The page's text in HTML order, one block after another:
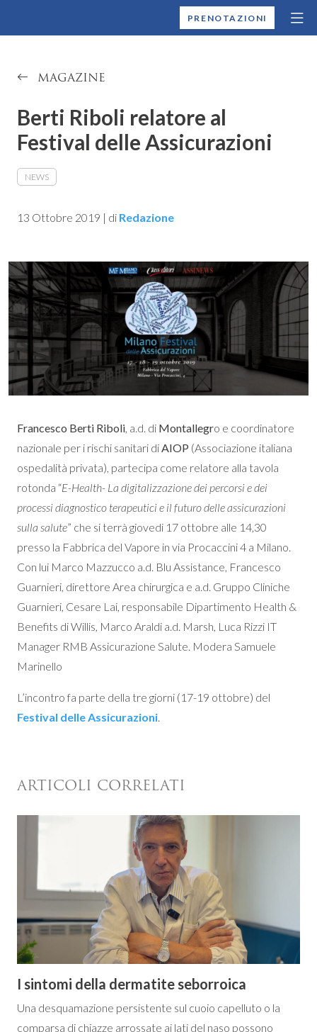
MONTALLEGROPRENOTAZIONI
MAGAZINE
Berti Riboli relatore al
Festival delle Assicurazioni
NEWS
13 Ottobre 2019 | di Redazione
Francesco Berti Riboli, a.d. di Montallegro e coordinatore
nazionale per i rischi sanitari diAIOP (Associazione italiana
ospedalità privata), partecipa come relatore alla tavola
rotonda “E-Health- La digitalizzazione dei percorsi e dei
processi diagnostico terapeutici e il futuro delle assicurazioni
sulla salute” che si terrà giovedi 17 ottobre alle 14,30
presso la Fabbrica del Vapore in via Procaccini 4 a Milano.
Con lui Marco Mazzucco a.d. Blu Assistance, Francesco
Guarnieri, direttore Area chirurgica e a.d. Gruppo Cliniche
Guarnieri, Cesare Lai, responsabile Dipartimento Health &
Benefits di Willis, Marco Araldi a.d. Marsh, Luca Rizzi IT
Manager RMB Assicurazione Salute. Modera Samuele
Marinello
L’incontro fa parte della tre giorni (17-19 ottobre) del
Festival delle Assicurazioni.
ARTICOLI CORRELATI
I sintomi della dermatite seborroica
Una desquamazione persistente sul cuoio capelluto o la
comparsa di chiazze arrossate ai lati del naso possono